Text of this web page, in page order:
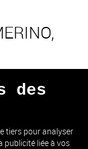
des
tiers pour analyser
publicité liée à vos